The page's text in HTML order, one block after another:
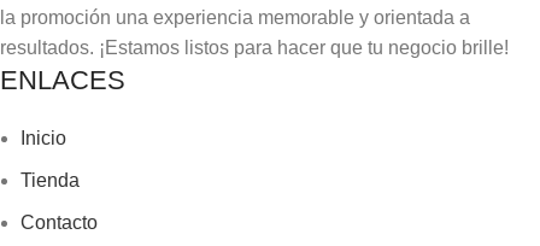
la promoción una experiencia memorable y orientada a
resultados. ¡Estamos listos para hacer que tu negocio brille!
ENLACES
Inicio
Tienda
Contacto